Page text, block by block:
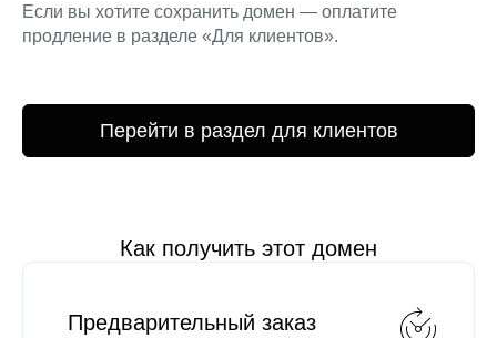
Если вы хотите сохранить домен — оплатите
продление в разделе «Для клиентов».
Перейти в раздел для клиентов
Как получить этот домен
Предварительный заказ